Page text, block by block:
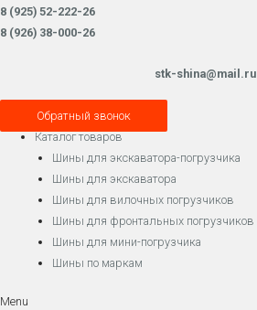
8 (925) 52-222-26
8 (926) 38-000-26
stk-shina@mail.ru
Обратный звонок
Каталог товаров
Шины для экскаватора-погрузчика
Шины для экскаватора
Шины для вилочных погрузчиков
Шины для фронтальных погрузчиков
Шины для мини-погрузчика
Шины по маркам
Menu